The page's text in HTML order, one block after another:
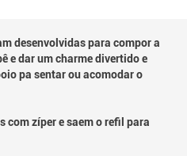
desenvolvidas para compor a
e dar um charme divertido e
pa sentar ou acomodar o
com zíper e saem o refil para